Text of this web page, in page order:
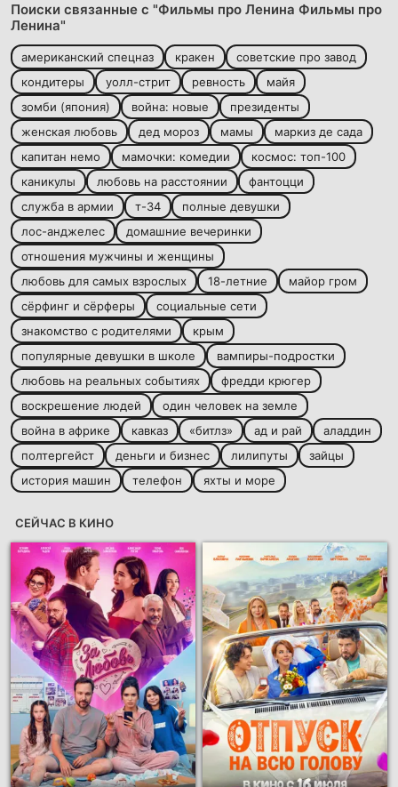
Поиски связанные с "Фильмы про Ленина Фильмы про
Ленина"
американский спецназ кракен
советские про завод
кондитеры
уолл-стрит ревность
майя
зомби (япония)
война: новые
президенты
женская любовь
дед мороз мамы
маркиз де сада
капитан немо
мамочки: комедии
космос: топ-100
каникулы
любовь на расстоянии
фантоцци
служба в армии
т-34
полные девушки
лос-анджелес
домашние вечеринки
отношения мужчины и женщины
любовь для самых взрослых
18-летние
майор гром
сёрфинг и сёрферы
социальные сети
знакомство с родителями
крым
популярные девушки в школе
вампиры-подростки
любовь на реальных событиях
фредди крюгер
воскрешение людей
один человек на земле
война в африке
кавказ «битлз» ад и рай
аладдин
полтергейст
деньги и бизнес лилипуты
зайцы
история машин
телефон яхты и море
СЕЙЧАС В КИНО